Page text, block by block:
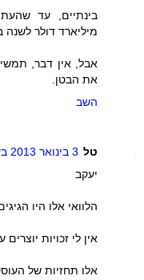
בינתיים, עד
מיליארד דולר לשנה
אבל, אין דבר,
את הבטן.
השב
טל 3 בינואר 2013 בשעה 19:01
יעקב
הלוואי אלו היו
אין לי זכויות יוצרים
אלו תחזיות של